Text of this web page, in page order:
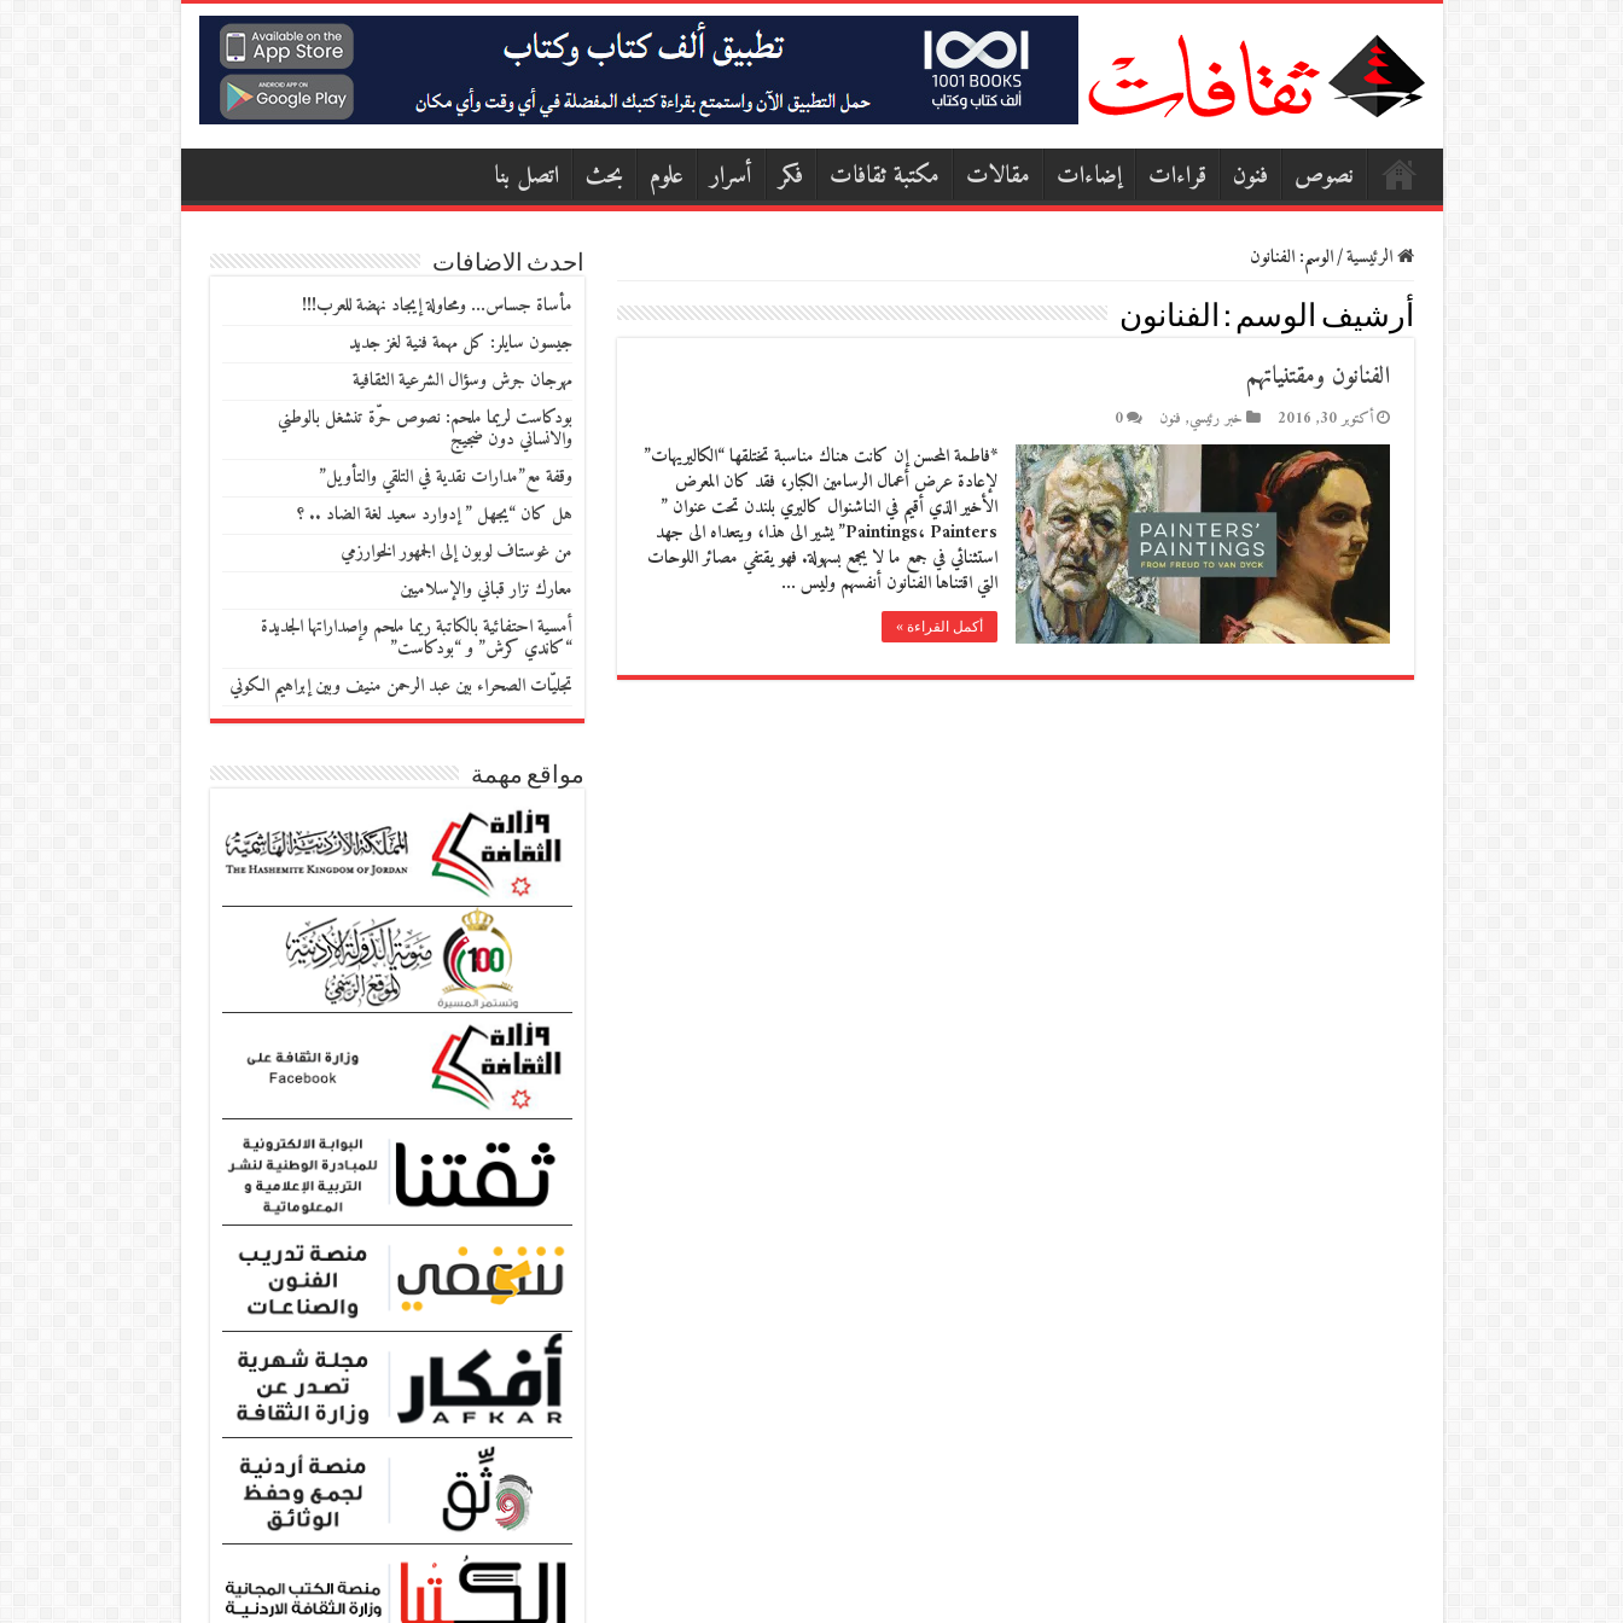
نصوص فنون قراءات إضاءات مقالات مكتبة ثقافات فكر أسرار علوم بحث اتصل بنا
الرئيسية/الوسم:الفنانون
أرشيف الوسم : الفنانون
الفنانون ومقتنياتهم
أكتوبر 30, 2016 خبر رئيسي, فنون 0
*فاطمة المحسن إن كانت هناك مناسبة تختلقها “الكاليريهات”
لإعادة عرض أعمال الرسامين الكبار، فقد كان المعرض
الأخير الذي أقيم في الناشنوال كاليري بلندن تحت عنوان ”
Paintings، Painters” يشير الى هذا، ويتعداه الى جهد
استثنائي في جمع ما لا يجمع بسهولة. فهو يقتفي مصائر اللوحات
التي اقتناها الفنانون أنفسهم وليس …
أكمل القراءة »
احدث الاضافات
مأساة جساس… ومحاولة إيجاد نهضة للعرب!!!
جيسون سايلر: كل مهمة فنية لغز جديد
مهرجان جرش وسؤال الشرعية الثقافية
بودكاست لريما ملحم: نصوص حرّة تنشغل بالوطني
والانساني دون ضجيج
وقفة مع”مدارات نقدية في التلقي والتأويل”
هل كان “يجهل ” إدوارد سعيد لغة الضاد .. ؟
من غوستاف لوبون إلى الجمهور الخوارزمي
معارك نزار قباني والإسلاميين
أمسية احتفائية بالكاتبة ريما ملحم وإصداراتها الجديدة
“كاندي كرش” و “بودكاست”
تجليّات الصحراء بين عبد الرحمن منيف وبين إبراهيم الكوني
مواقع مهمة